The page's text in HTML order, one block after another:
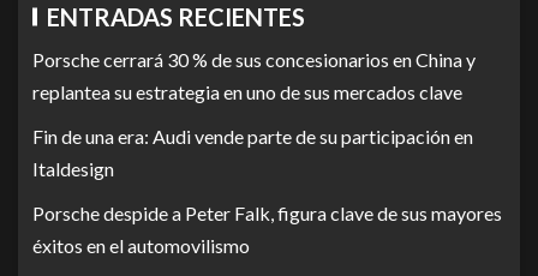
ENTRADAS RECIENTES
Porsche cerrará 30 % de sus concesionarios en China y
replantea su estrategia en uno de sus mercados clave
Fin de una era: Audi vende parte de su participación en
Italdesign
Porsche despide a Peter Falk, figura clave de sus mayores
éxitos en el automovilismo